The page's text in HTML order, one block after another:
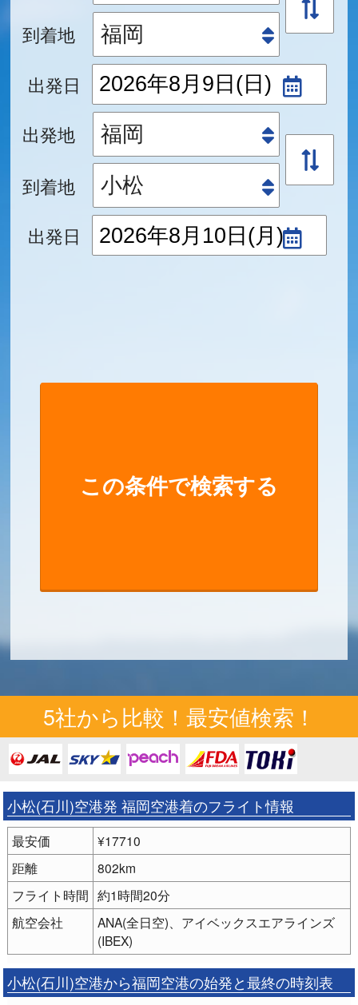
到着地
出発日
出発地
到着地
出発日
5社から比較！最安値検索！
小松(石川)空港発 福岡空港着のフライト情報
最安価
¥17710
距離
802km
フライト時間 約1時間20分
航空会社
ANA(全日空)、アイベックスエアラインズ
(IBEX)
小松(石川)空港から福岡空港の始発と最終の時刻表